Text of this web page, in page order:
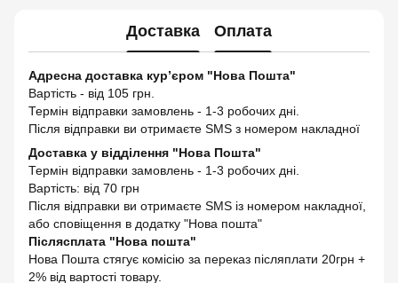
Доставка Оплата
Адресна доставка кур’єром "Нова Пошта"
Вартість - від 105 грн.
Термін відправки замовлень - 1-3 робочих дні.
Після відправки ви отримаєте SMS з номером накладної
Доставка у відділення "Нова Пошта"
Термін відправки замовлень - 1-3 робочих дні.
Вартість: від 70 грн
Після відправки ви отримаєте SMS із номером накладної,
або сповіщення в додатку "Нова пошта"
Післясплата "Нова пошта"
Нова Пошта стягує комісію за переказ післяплати 20грн +
2% від вартості товару.